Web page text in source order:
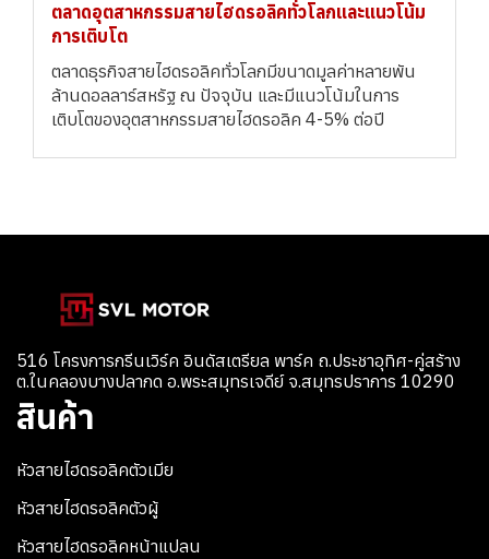
ตลาดอุตสาหกรรมสายไฮดรอลิคทั่วโลกและแนวโน้ม
การเติบโต
ตลาดธุรกิจสายไฮดรอลิคทั่วโลกมีขนาดมูลค่าหลายพัน
ล้านดอลลาร์สหรัฐ ณ ปัจจุบัน และมีแนวโน้มในการ
เติบโตของอุตสาหกรรมสายไฮดรอลิค 4-5% ต่อปี
516 โครงการกรีนเวิร์ค อินดัสเตรียล พาร์ค ถ.ประชาอุทิศ-คู่สร้าง
ต.ในคลองบางปลากด อ.พระสมุทรเจดีย์ จ.สมุทรปราการ 10290
สินค้า
หัวสายไฮดรอลิคตัวเมีย
หัวสายไฮดรอลิคตัวผู้
หัวสายไฮดรอลิคหน้าแปลน